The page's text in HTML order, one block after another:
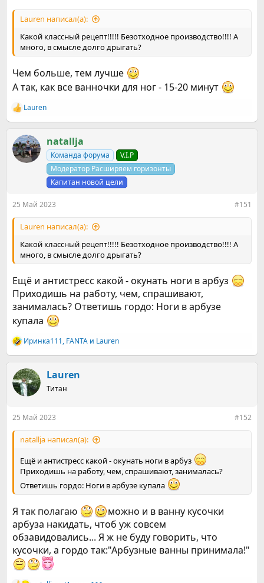
Lauren написал(а):
Какой классный рецепт!!!!! Безотходное производство!!!! А
много, в смысле долго дрыгать?
Чем больше, тем лучше
А так, как все ванночки для ног - 15-20 минут
Р
е
к
ц
и
Lauren
natallja
Команда форума
V.I.P
Модератор Расширяем горизонты
Капитан новой цели
25 Май 2023 #151
Lauren написал(а):
Какой классный рецепт!!!!! Безотходное производство!!!! А
много, в смысле долго дрыгать?
Ещё и антистресс какой - окунать ноги в арбуз
Приходишь на работу, чем, спрашивают,
занималась? Ответишь гордо: Ноги в арбузе
купала
Р
е
к
ц
и
Иринка111, FANTA и Lauren
Lauren
Титан
25 Май 2023 #152
natallja написал(а):
Ещё и антистресс какой - окунать ноги в арбуз
Приходишь на работу, чем, спрашивают, занималась?
Ответишь гордо: Ноги в арбузе купала
Я так полагаю
можно и в ванну кусочки
арбуза накидать, чтоб уж совсем
обзавидовались... Я ж не буду говорить, что
кусочки, а гордо так:"Арбузные ванны принимала!"